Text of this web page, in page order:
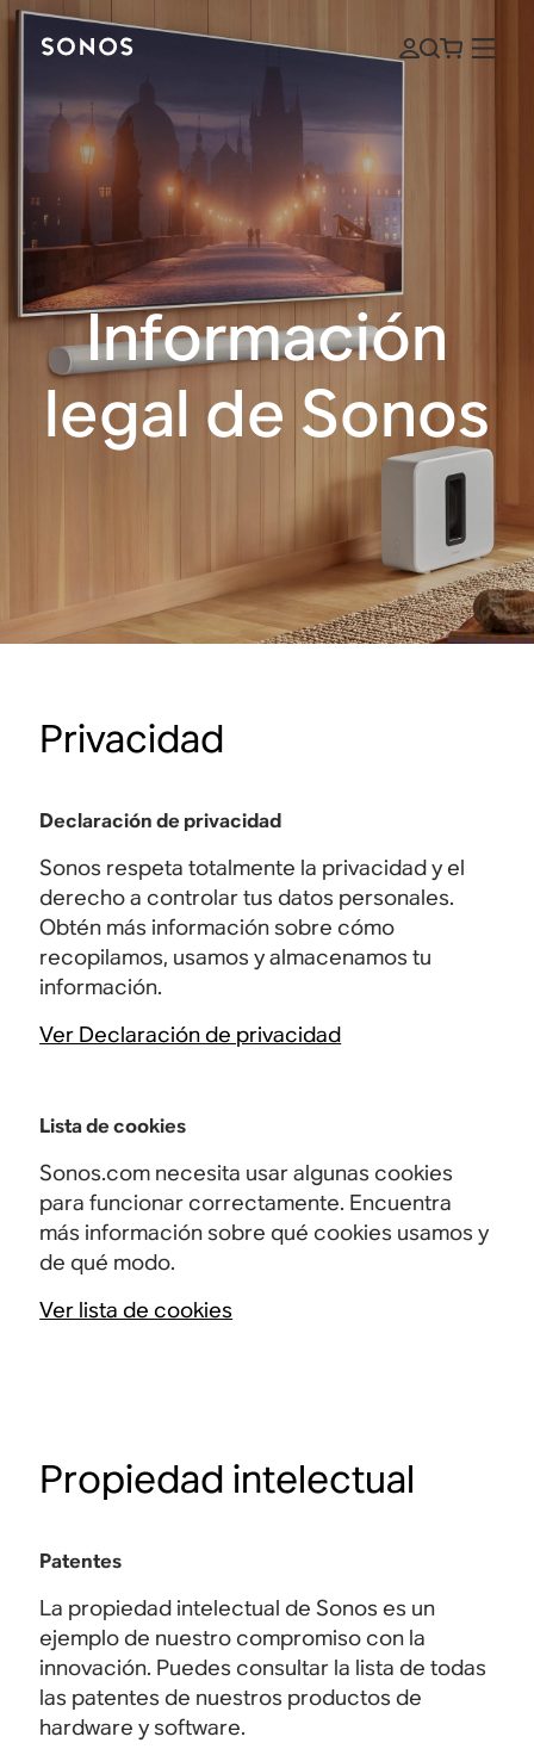
Información
legal de Sonos
Privacidad
Declaración de privacidad
Sonos respeta totalmente la privacidad y el
derecho a controlar tus datos personales.
Obtén más información sobre cómo
recopilamos, usamos y almacenamos tu
información.
Ver Declaración de privacidad
Lista de cookies
Sonos.com necesita usar algunas cookies
para funcionar correctamente. Encuentra
más información sobre qué cookies usamos y
de qué modo.
Ver lista de cookies
Propiedad intelectual
Patentes
La propiedad intelectual de Sonos es un
ejemplo de nuestro compromiso con la
innovación. Puedes consultar la lista de todas
las patentes de nuestros productos de
hardware y software.